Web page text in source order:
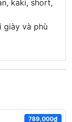
kaki, short,
giày và phù
789,000₫